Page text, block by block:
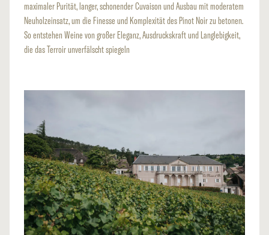
maximaler Purität, langer, schonender Cuvaison und Ausbau mit moderatem
Neuholzeinsatz, um die Finesse und Komplexität des Pinot Noir zu betonen.
So entstehen Weine von großer Eleganz, Ausdruckskraft und Langlebigkeit,
die das Terroir unverfälscht spiegeln